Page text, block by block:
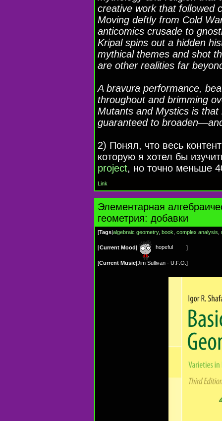
creative work that followed
Moving deftly from Cold
anticomics crusade to
Kripal spins out a hidden
mythical themes and shot
are other realities far
A bravura performance,
throughout and brimming
Mutants and Mystics is
guaranteed to
2) Понял, что весь
которую я хотел бы
project, но точно меньше
Link
Элементарная
геометрия: добавки
[Tags|algebraic geometry, book complex analysis
[Current Mood| hopeful ]
[Current Music|Jim Sullivan - U.F.O. ]